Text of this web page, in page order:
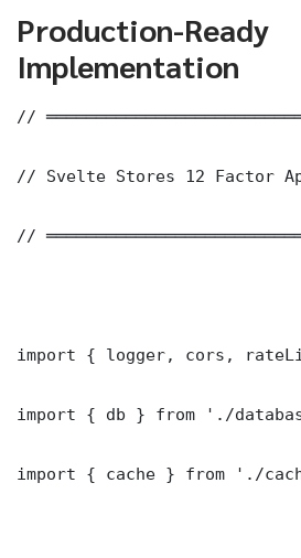
Production-Ready
Implementation
//
// Svelte Stores 12 Factor
//
import { logger, cors,
import { db } from './
import { cache } from './